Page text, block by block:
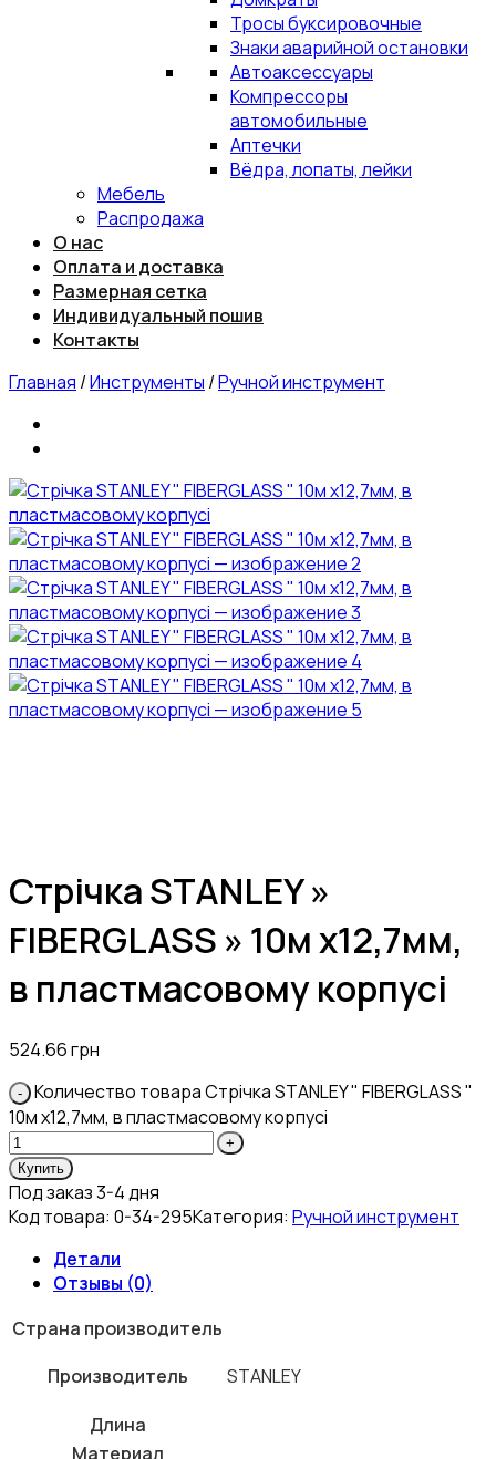
Тросы буксировочные
Знаки аварийной остановки
Автоаксессуары
Компрессоры
автомобильные
Аптечки
Вёдра, лопаты, лейки
Мебель
Распродажа
О нас
Оплата и доставка
Размерная сетка
Индивидуальный пошив
Контакты
Главная /Инструменты /Ручной инструмент
Стрічка STANLEY »
FIBERGLASS » 10м х12,7мм,
в пластмасовому корпусі
524.66грн
Количество товара Стрічка STANLEY " FIBERGLASS "
10м х12,7мм, в пластмасовому корпусі
Купить
Под заказ 3-4 дня
Код товара: 0-34-295Категория: Ручной инструмент
Детали
Отзывы (0)
Страна производитель
Производитель
STANLEY
Длина
Материал